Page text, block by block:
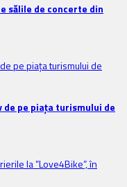
sălile de concerte din
de pe piața turismului de